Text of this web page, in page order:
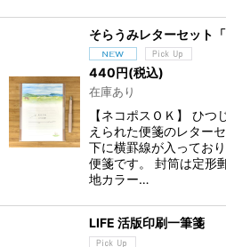
そらうみレターセット
440 円(税込)
在庫あり
【ネコポスＯＫ】 ひ
えられた便箋のレター
下に横罫線が入ってお
便箋です。 封筒は定形
地カラー…
LIFE 活版印刷一筆箋